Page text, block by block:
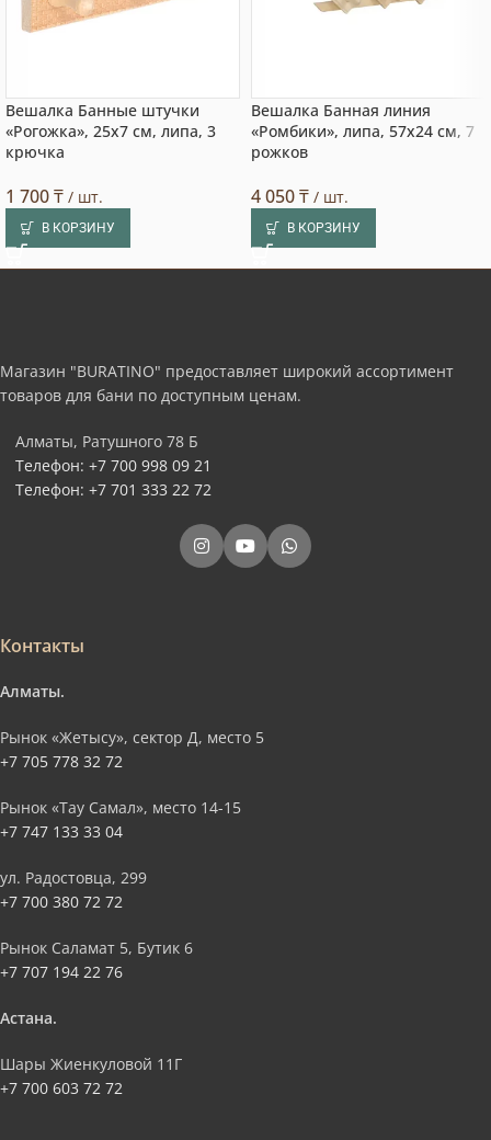
Вешалка Банные штучки
«Рогожка», 25х7 см, липа, 3
крючка
1 700₸ / шт.
В КОРЗИНУ
Вешалка Банная линия
«Ромбики», липа, 57х24 см, 7
рожков
4 050₸ / шт.
В КОРЗИНУ
Магазин "BURATINO" предоставляет широкий ассортимент
товаров для бани по доступным ценам.
Алматы, Ратушного 78 Б
Телефон: +7 700 998 09 21
Телефон: +7 701 333 22 72
Контакты
Алматы.
Рынок «Жетысу», сектор Д, место 5
+7 705 778 32 72
Рынок «Тау Самал», место 14-15
+7 747 133 33 04
ул. Радостовца, 299
+7 700 380 72 72
Рынок Саламат 5, Бутик 6
+7 707 194 22 76
Астана.
Шары Жиенкуловой 11Г
+7 700 603 72 72